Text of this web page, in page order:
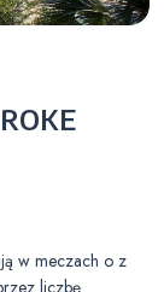
w meczach o z
liczbę